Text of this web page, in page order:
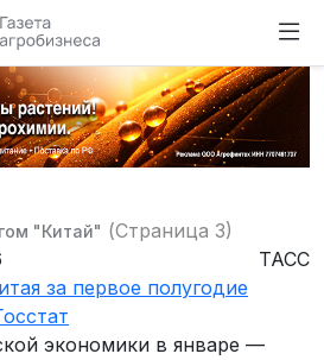
"Китай" (Страница 3)
ТАСС
за первое полугодие
экономики в январе —